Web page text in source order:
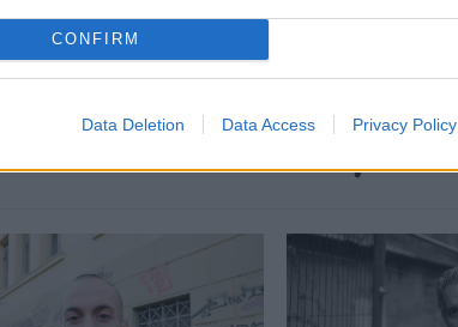
CONFIRM
Data Deletion Data Access Privacy Policy
Δείτε επίσης